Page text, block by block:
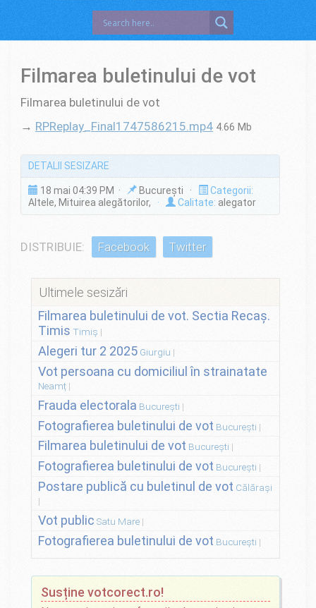
Filmarea buletinului de vot
Filmarea buletinului de vot
→ RPReplay_Final1747586215.mp4 4.66 Mb
DETALII SESIZARE
18 mai 04:39 PM · București ·
Categorii:
Altele, Mituirea alegătorilor,
· Calitate: alegator
DISTRIBUIE: Facebook Twitter
Ultimele sesizări
Filmarea buletinului de vot. Sectia Recaș.
Timis Timiș
Alegeri tur 2 2025 Giurgiu
Vot persoana cu domiciliul în strainatate
Neamț
Frauda electorala București
Fotografierea buletinului de vot București
Filmarea buletinului de vot București
Fotografierea buletinului de vot București
Postare publică cu buletinul de vot Călărași
Vot public Satu Mare
Fotografierea buletinului de vot București
Susține votcorect.ro!